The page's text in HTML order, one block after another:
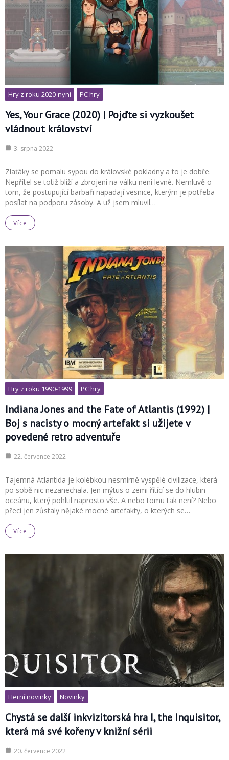
Hry z roku 2020-nyní PC hry
Yes, Your Grace (2020) | Pojďte si vyzkoušet
vládnout království
3. srpna 2022
Zlaťáky se pomalu sypou do královské pokladny a to je dobře.
Nepřítel se totiž blíží a zbrojení na válku není levné. Nemluvě o
tom, že postupující barbaři napadají vesnice, kterým je potřeba
posílat na podporu zásoby. A už jsem mluvil…
Více
Hry z roku 1990-1999 PC hry
Indiana Jones and the Fate of Atlantis (1992) |
Boj s nacisty o mocný artefakt si užijete v
povedené retro adventuře
22. července 2022
Tajemná Atlantida je kolébkou nesmírně vyspělé civilizace, která
po sobě nic nezanechala. Jen mýtus o zemi řítící se do hlubin
oceánu, který pohltil naprosto vše. A nebo tomu tak není? Nebo
přeci jen zůstaly nějaké mocné artefakty, o kterých se…
Více
Herní novinky Novinky
Chystá se další inkvizitorská hra I, the Inquisitor,
která má své kořeny v knižní sérii
20. července 2022